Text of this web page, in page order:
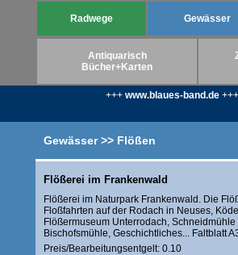
Radwege Gewässer
Antiquarisch
Bücher+Karten
+++ www.blaues-band.de+++
Gewässer >> Flößen
Flößerei im Frankenwald
Flößerei im Naturpark Frankenwald. Die
Floßfahrten auf der Rodach in Neuses,
Flößermuseum Unterrodach,
Bischofsmühle, Geschichtliches... Faltblatt
Preis/Bearbeitungsentgelt: 0.10